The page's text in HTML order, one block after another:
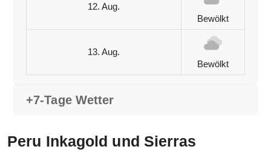
12. Aug.
Bewölkt
13. Aug.
Bewölkt
+7-Tage Wetter
Peru Inkagold und Sierras